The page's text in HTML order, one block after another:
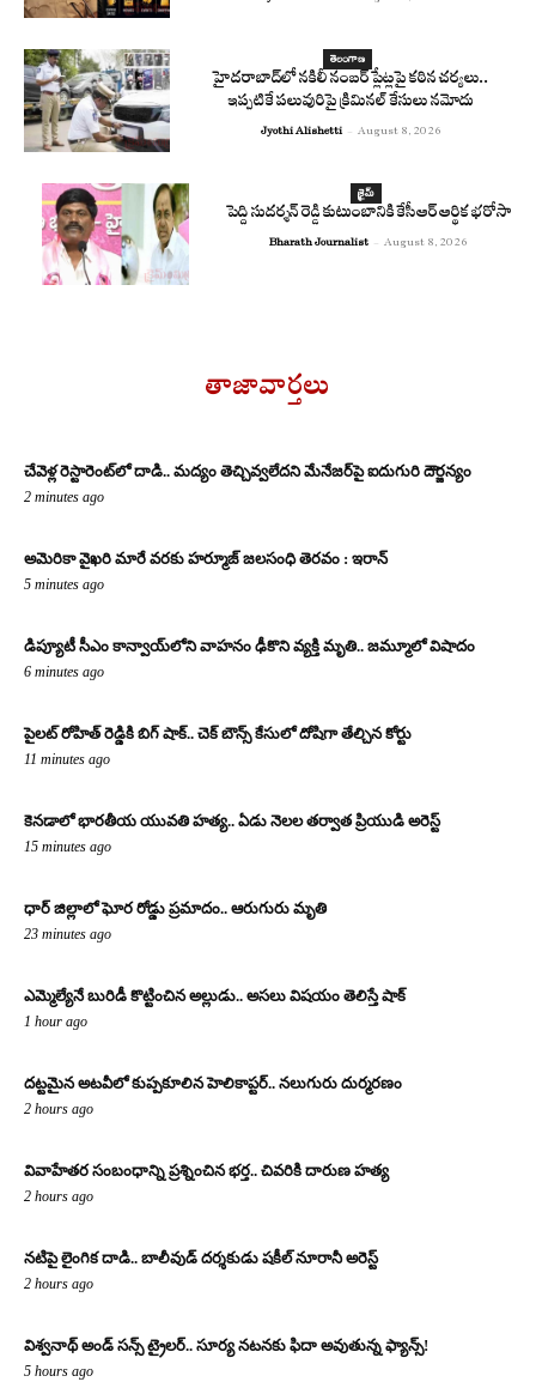
తెలంగాణ
హైదరాబాద్‌లో నకిలీ నంబర్ ప్లేట్లపై కఠిన చర్యలు..
ఇప్పటికే పలువురిపై క్రిమినల్ కేసులు నమోదు
Jyothi Alishetti - August 8, 2026
క్రైమ్
పెద్ది సుదర్శన్ రెడ్డి కుటుంబానికి కేసీఆర్ ఆర్థిక భరోసా
Bharath Journalist - August 8, 2026
తాజావార్తలు
చేవెళ్ల రెస్టారెంట్‌లో దాడి.. మద్యం తెచ్చివ్వలేదని మేనేజర్‌పై ఐదుగురి దౌర్జన్యం
2 minutes ago
అమెరికా వైఖరి మారే వరకు హర్మూజ్‌ జలసంధి తెరవం : ఇరాన్‌
5 minutes ago
డిప్యూటీ సీఎం కాన్వాయ్‌లోని వాహనం ఢీకొని వ్యక్తి మృతి.. జమ్మూలో విషాదం
6 minutes ago
పైలట్ రోహిత్ రెడ్డికి బిగ్ షాక్.. చెక్ బౌన్స్ కేసులో దోషిగా తేల్చిన కోర్టు
11 minutes ago
కెనడాలో భారతీయ యువతి హత్య.. ఏడు నెలల తర్వాత ప్రియుడి అరెస్ట్
15 minutes ago
ధార్ జిల్లాలో ఘోర రోడ్డు ప్రమాదం.. ఆరుగురు మృతి
23 minutes ago
ఎమ్మెల్యేనే బురిడీ కొట్టించిన అల్లుడు.. అసలు విషయం తెలిస్తే షాక్
1 hour ago
దట్టమైన అటవీలో కుప్పకూలిన హెలికాప్టర్.. నలుగురు దుర్మరణం
2 hours ago
వివాహేతర సంబంధాన్ని ప్రశ్నించిన భర్త.. చివరికి దారుణ హత్య
2 hours ago
నటిపై లైంగిక దాడి.. బాలీవుడ్ దర్శకుడు షకీల్ నూరానీ అరెస్ట్
2 hours ago
విశ్వనాథ్ అండ్ సన్స్ ట్రైలర్.. సూర్య నటనకు ఫిదా అవుతున్న ఫ్యాన్స్!
5 hours ago